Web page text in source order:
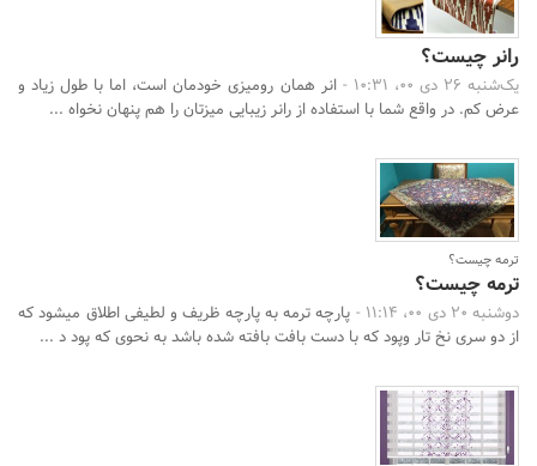
رانر چیست؟
یک‌شنبه 26 دی 00، 10:31 -
انر همان رومیزی خودمان است، اما با طول زیاد و
عرض کم. در واقع شما با استفاده از رانر زیبایی میزتان را هم پنهان نخواه ...
ترمه چیست؟
ترمه چیست؟
دوشنبه 20 دی 00، 11:14 -
پارچه ترمه به پارچه ظریف و لطیفی اطلاق میشود که
از دو سری نخ تار وپود که با دست بافت بافته شده باشد به نحوی که پود د ...